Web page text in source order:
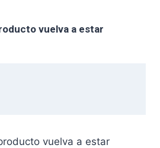
vuelva a estar
vuelva a estar